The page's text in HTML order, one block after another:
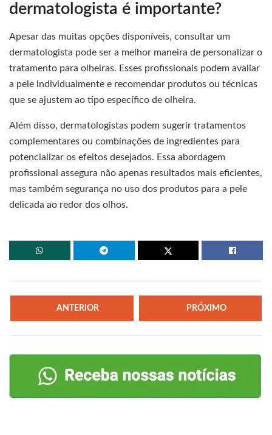
dermatologista é importante?
Apesar das muitas opções disponíveis, consultar um
dermatologista pode ser a melhor maneira de personalizar o
tratamento para olheiras. Esses profissionais podem avaliar
a pele individualmente e recomendar produtos ou técnicas
que se ajustem ao tipo específico de olheira.
Além disso, dermatologistas podem sugerir tratamentos
complementares ou combinações de ingredientes para
potencializar os efeitos desejados. Essa abordagem
profissional assegura não apenas resultados mais eficientes,
mas também segurança no uso dos produtos para a pele
delicada ao redor dos olhos.
ANTERIOR PRÓXIMO